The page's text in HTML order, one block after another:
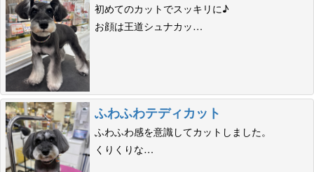
初めてのカットでスッキリに♪
お顔は王道シュナカッ…
ふわふわテディカット
ふわふわ感を意識してカットしました。
くりくりな…